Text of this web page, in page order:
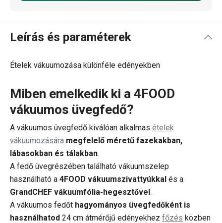
Leírás és paraméterek
Ételek vákuumozása különféle edényekben
Miben emelkedik ki a 4FOOD
vákuumos üvegfedő?
A vákuumos üvegfedő kiválóan alkalmas ételek
vákuumozására megfelelő méretű fazekakban,
lábasokban és tálakban.
A fedő üvegrészében található vákuumszelep
használható a 4FOOD vákuumszivattyúkkal és a
GrandCHEF vákuumfólia-hegesztővel.
A vákuumos fedőt hagyományos üvegfedőként is
használhatod 24 cm átmérőjű edényekhez főzés közben